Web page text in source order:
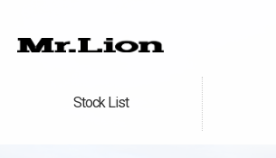
Stock List
在庫車情報